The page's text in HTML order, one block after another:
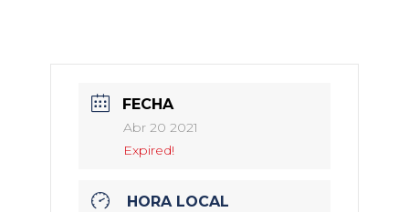
FECHA
Abr 20 2021
Expired!
HORA LOCAL